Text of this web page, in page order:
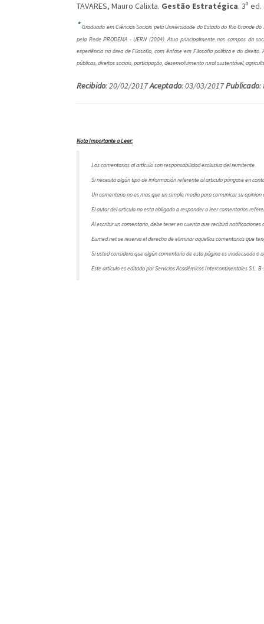
TAVARES, Mauro Calixta. Gestão Estratégica. 3ª
*Graduado em Ciências Sociais pela Universidade do Estado do Rio Grande
pela Rede PRODEMA - UERN (2004). Atua principalmente nos campos da
experiência na área de Filosofia, com ênfase em Filosofia política e do
públicas, direitos sociais, participação, desenvolvimento rural sustentável,
Recibido: 20/02/2017Aceptado: 03/03/2017Publicado:
Nota Importante a Leer:
Los comentarios al artículo son responsabilidad exclusiva del remitente.
Si necesita algún tipo de información referente al articulo póngase en
Un comentario no es mas que un simple medio para comunicar su opinion
El autor del articulo no esta obligado a responder o leer comentarios
Al escribir un comentario, debe tener en cuenta que recibirá
Eumed.net se reserva el derecho de eliminar aquellos comentarios que
Si usted considera que algún comentario de esta página es inadecuado o
Este artículo es editado por Servicios Académicos Intercontinentales S.L.